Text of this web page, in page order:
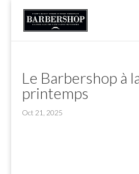
Le Barbershop à
printemps
Oct 21, 2025